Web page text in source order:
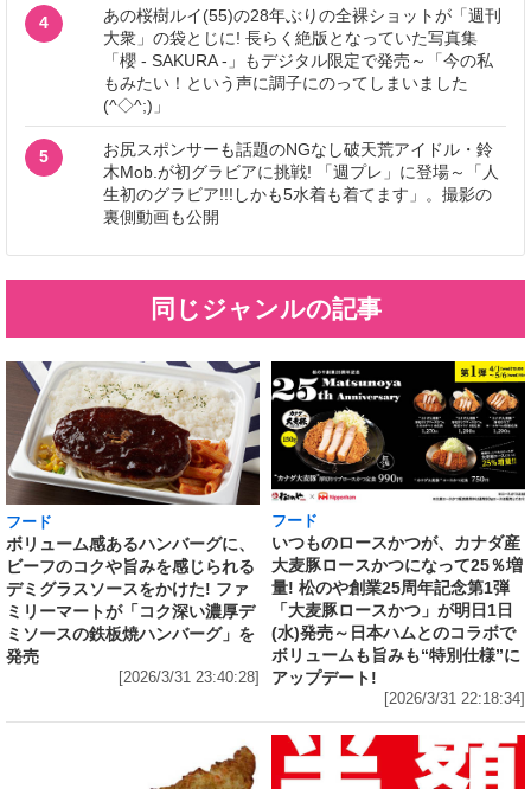
4
あの桜樹ルイ(55)の28年ぶりの全裸ショットが「週刊
大衆」の袋とじに! 長らく絶版となっていた写真集
「櫻 - SAKURA -」もデジタル限定で発売～「今の私
もみたい！という声に調子にのってしまいました
(^◇^;)」
5
お尻スポンサーも話題のNGなし破天荒アイドル・鈴
木Mob.が初グラビアに挑戦! 「週プレ」に登場～「人
生初のグラビア!!!しかも5水着も着てます」。撮影の
裏側動画も公開
同じジャンルの記事
フード
ボリューム感あるハンバーグに、
ビーフのコクや旨みを感じられる
デミグラスソースをかけた! ファ
ミリーマートが「コク深い濃厚デ
ミソースの鉄板焼ハンバーグ」を
発売
[2026/3/31 23:40:28]
フード
いつものロースかつが、カナダ産
大麦豚ロースかつになって25％増
量! 松のや創業25周年記念第1弾
「大麦豚ロースかつ」が明日1日
(水)発売～日本ハムとのコラボで
ボリュームも旨みも“特別仕様”に
アップデート!
[2026/3/31 22:18:34]